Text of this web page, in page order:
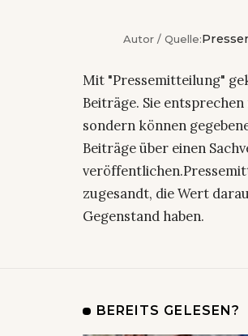
Autor / Quelle:
Mit "Pressemitteilung"
Beiträge. Sie
sondern können
Beiträge über einen
zugesandt, die Wert
Gegenstand haben.
BEREITS GELESEN?